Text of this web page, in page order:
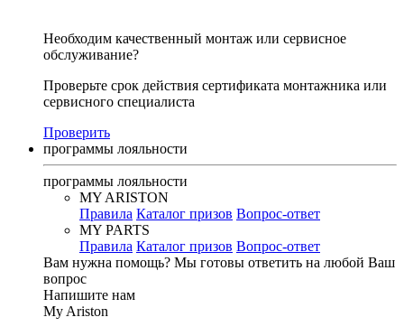
Необходим качественный монтаж или сервисное
обслуживание?
Проверьте срок действия сертификата монтажника или
сервисного специалиста
Проверить
программы лояльности
программы лояльности
MY ARISTON
Правила Каталог призов Вопрос-ответ
MY PARTS
Правила Каталог призов Вопрос-ответ
Вам нужна помощь? Мы готовы ответить на любой Ваш
вопрос
Напишите нам
My Ariston